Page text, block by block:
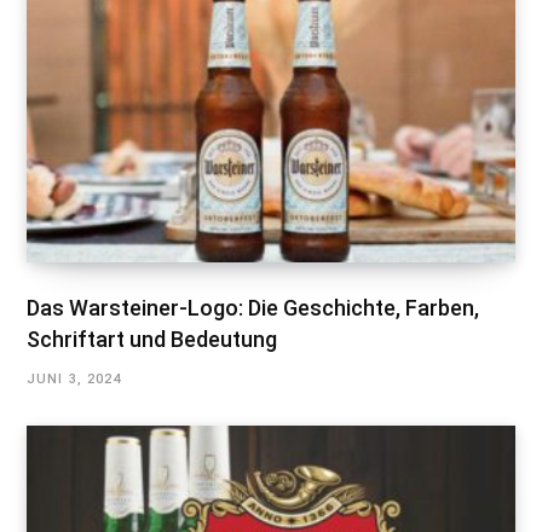
Das Warsteiner-Logo: Die Geschichte, Farben,
Schriftart und Bedeutung
JUNI 3, 2024